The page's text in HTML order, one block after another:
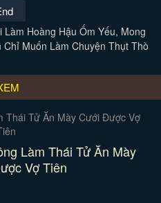
Hoàng Hậu Ốm Yếu, Mong
Muốn Làm Chuyện Thụt Thò
Làm Thái Tử Ăn Mày
Vợ Tiên